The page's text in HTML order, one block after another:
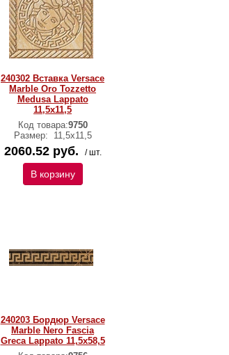
240302 Вставка Versace
Marble Oro Tozzetto
Medusa Lappato
11,5х11,5
Код товара:9750
Размер:
11,5х11,5
2060.52 руб. / шт.
В корзину
240203 Бордюр Versace
Marble Nero Fascia
Greca Lappato 11,5х58,5